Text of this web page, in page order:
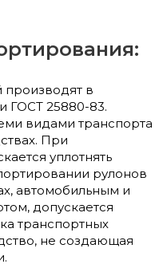
в
ГОСТ 25880-83.
видами транспорта
При
уплотнять
рулонов
автомобильным и
допускается
транспортных
не создающая